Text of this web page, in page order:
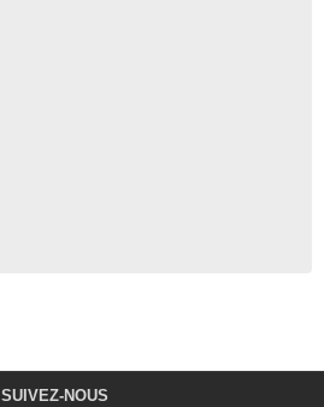
SUIVEZ-NOUS